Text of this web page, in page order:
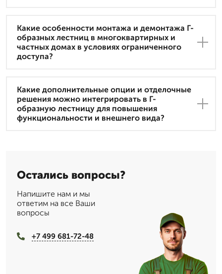
Какие особенности монтажа и демонтажа Г-
образных лестниц в многоквартирных и
частных домах в условиях ограниченного
доступа?
Какие дополнительные опции и отделочные
решения можно интегрировать в Г-
образную лестницу для повышения
функциональности и внешнего вида?
Остались вопросы?
Напишите нам и мы
ответим на все Ваши
вопросы
+7 499 681-72-48